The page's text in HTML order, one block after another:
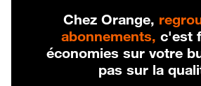
Chez Orange,
abonnements, c'est
économies sur votre
pas sur la